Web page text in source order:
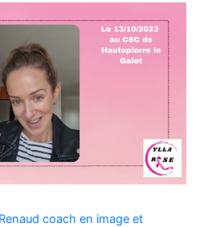
coach en image et